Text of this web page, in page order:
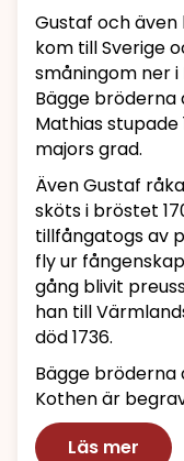
Gustaf och
kom till Sverige
småningom ner i
Bägge bröderna
Mathias stupade
majors grad.
Även Gustaf
sköts i bröstet
tillfångatogs av
fly ur
gång blivit
han till
död 1736.
Bägge bröderna
Kothen är
Läs mer